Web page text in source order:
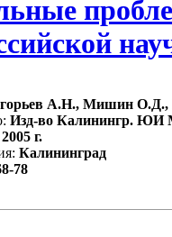
А.Н., Мишин О.Д.,
Изд-во Калинингр. ЮИ
2005 г.
Калининград
78